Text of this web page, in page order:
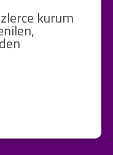
kurum